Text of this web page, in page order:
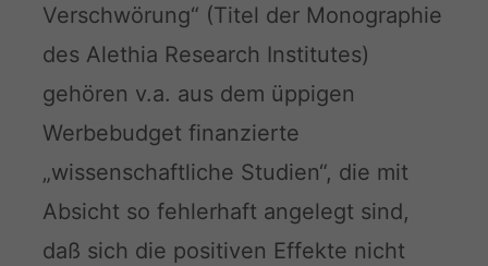
Verschwörung“ (Titel der Monographie
des Alethia Research Institutes)
gehören v.a. aus dem üppigen
Werbebudget finanzierte
„wissenschaftliche Studien“, die mit
Absicht so fehlerhaft angelegt sind,
daß sich die positiven Effekte nicht